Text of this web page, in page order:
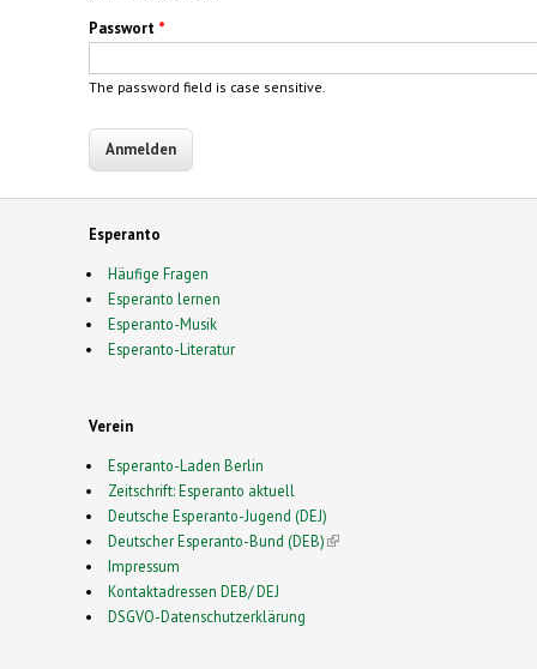
Passwort *
The password field is case sensitive.
Esperanto
Häufige Fragen
Esperanto lernen
Esperanto-Musik
Esperanto-Literatur
Verein
Esperanto-Laden Berlin
Zeitschrift: Esperanto aktuell
Deutsche Esperanto-Jugend (DEJ)
Deutscher Esperanto-Bund (DEB)(link is external)
Impressum
Kontaktadressen DEB/ DEJ
DSGVO-Datenschutzerklärung